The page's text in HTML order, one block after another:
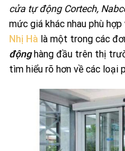
cửa tự động Cortech,
mức giá khác nhau phù
Nhị Hà là một trong các
độnghàng đầu trên thị
tìm hiểu rõ hơn về các loại